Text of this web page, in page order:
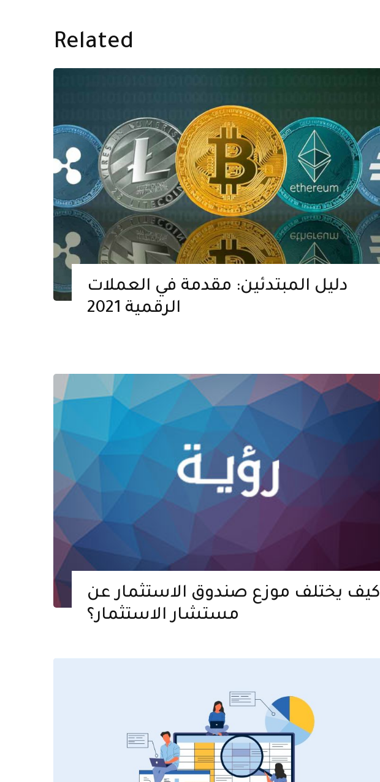
Related
دليل المبتدئين: مقدمة في العملات
الرقمية 2021
كيف يختلف موزع صندوق الاستثمار عن
مستشار الاستثمار؟